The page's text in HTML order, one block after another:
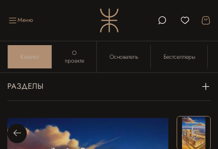
Меню
Каталог
О
проекте
Основатель Бестселлеры
РАЗДЕЛЫ